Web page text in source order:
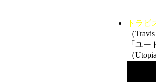
トラビ
（
「ユー
（